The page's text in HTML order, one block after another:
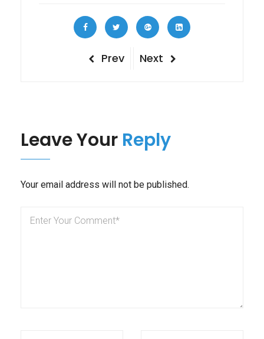
Navigazione
Previous
Prev
Next
Next
Leave Your Reply
Your email address will not be published.